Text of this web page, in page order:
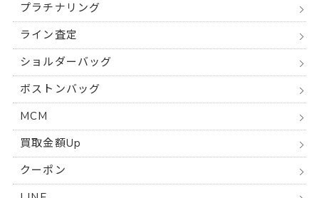
プラチナリング
ライン査定
ショルダーバッグ
ボストンバッグ
MCM
買取金額Up
クーポン